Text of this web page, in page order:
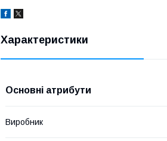
Характеристики
Основні атрибути
Виробник